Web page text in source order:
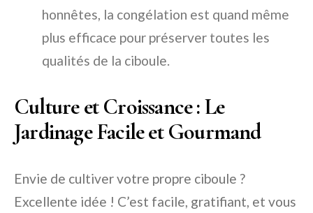
honnêtes, la congélation est quand même
plus efficace pour préserver toutes les
qualités de la ciboule.
Culture et Croissance : Le
Jardinage Facile et Gourmand
Envie de cultiver votre propre ciboule ?
Excellente idée ! C’est facile, gratifiant, et vous